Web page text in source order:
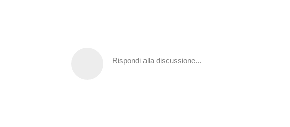
Rispondi alla discussione...